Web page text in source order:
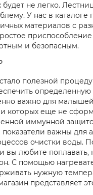
будет не легко.
У нас в каталоге
материалов с
приспособление
и безопасным.
полезной
определенную
важно для
которых еще не
иммунной
важны для
очистки воды.
вы любите поплавать,
С помощью
нужную
представляет